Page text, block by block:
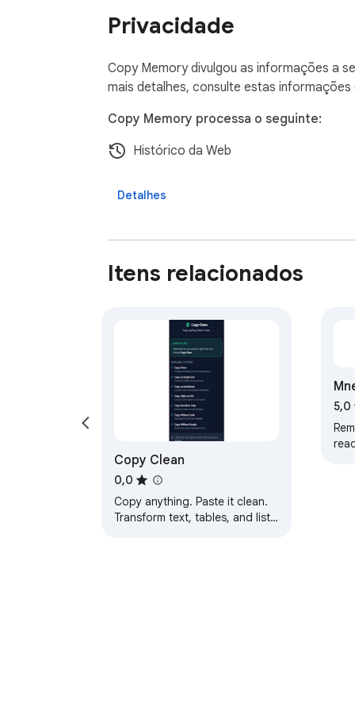
• Artigos e tutoriais
• Trechos de código
• Citações e referências
• Informações que você deseja revisitar
O Copy Memory foi desenvolvido para
Privacidade
Copy Memory divulgou as informações a
mais detalhes, consulte estas
Copy Memory processa o seguinte:
Histórico da Web
Detalhes
Itens relacionados
Copy Clean
0,0
Copy anything. Paste it clean.
Transform text, tables, and lists
5,0